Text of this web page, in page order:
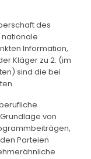
des
nationale
Information,
Kläger zu 2. (im
sind die bei
von
Parteien